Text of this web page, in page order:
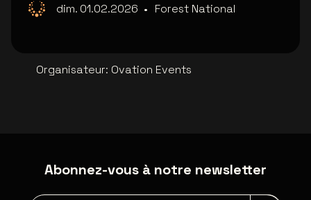
dim. 01.02.2026 • Forest National
Organisateur: Ovation Events
Abonnez-vous à notre newsletter